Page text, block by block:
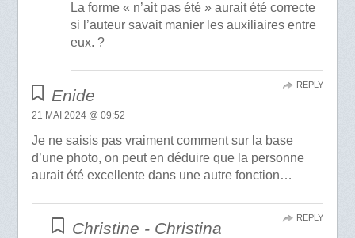
La forme « n’ait pas été » aurait été correcte
si l’auteur savait manier les auxiliaires entre
eux. ?
Enide
21 MAI 2024 @ 09:52
Je ne saisis pas vraiment comment sur la base
d’une photo, on peut en déduire que la personne
aurait été excellente dans une autre fonction…
REPLY
Christine - Christina
REPLY